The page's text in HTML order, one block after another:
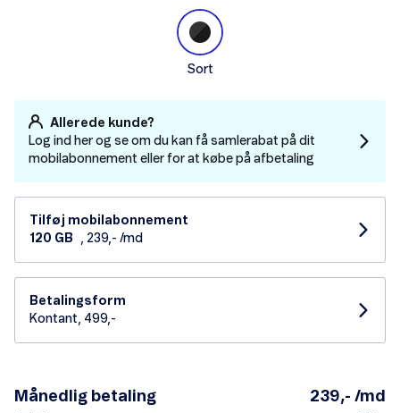
Sort
Allerede kunde?
Log ind her og se om du kan få samlerabat på dit
mobilabonnement eller for at købe på afbetaling
Tilføj mobilabonnement
120 GB
, 239,- /md
Betalingsform
Kontant, 499,-
Månedlig betaling 239,- /md